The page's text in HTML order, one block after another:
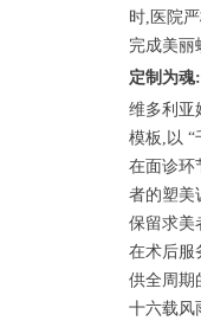
时,医院
完成美丽
定制为魂
维多利亚
模板,以 “
在面诊环
者的塑美
保留求美
在术后服
供全周期
十六载风